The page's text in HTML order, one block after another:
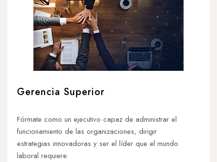
Gerencia Superior
Fórmate como un ejecutivo capaz de administrar el
funcionamiento de las organizaciones, dirigir
estrategias innovadoras y ser el líder que el mundo
laboral requiere.